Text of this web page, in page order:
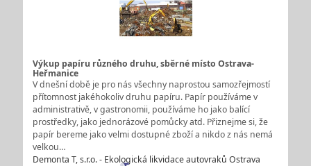
Výkup papíru různého druhu, sběrné místo Ostrava-
Heřmanice
V dnešní době je pro nás všechny naprostou samozřejmostí
přítomnost jakéhokoliv druhu papíru. Papír používáme v
administrativě, v gastronomii, používáme ho jako balící
prostředky, jako jednorázové pomůcky atd. Přiznejme si, že
papír bereme jako velmi dostupné zboží a nikdo z nás nemá
velkou…
Demonta T, s.r.o. - Ekologická likvidace autovraků Ostrava